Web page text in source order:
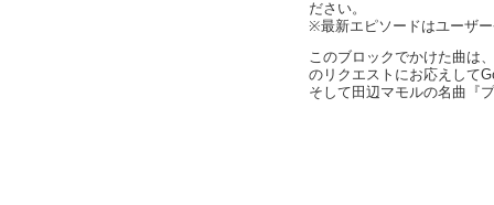
ださい。
※最新エピソードはユーザ
このブロックでかけた曲は
のリクエストにお応えして
そして田辺マモルの名曲『